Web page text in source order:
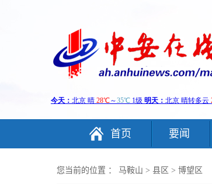
首页 要闻
您当前的位置 ： 马鞍山 > 县区 > 博望区